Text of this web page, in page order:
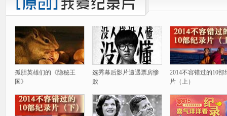
孤胆英雄们的《隐秘王
国》
选秀幕后影片遭遇票房惨
败
2014不容错过的10部
片（上）